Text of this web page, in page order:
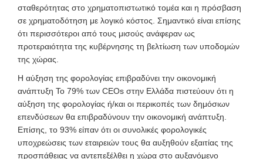
σταθερότητας στο χρηματοπιστωτικό τομέα και η πρόσβαση
σε χρηματοδότηση με λογικό κόστος. Σημαντικό είναι επίσης
ότι περισσότεροι από τους μισούς ανάφεραν ως
προτεραιότητα της κυβέρνησης τη βελτίωση των υποδομών
της χώρας.
Η αύξηση της φορολογίας επιβραδύνει την οικονομική
ανάπτυξη Το 79% των CEOs στην Ελλάδα πιστεύουν ότι η
αύξηση της φορολογίας ή/και οι περικοπές των δημόσιων
επενδύσεων θα επιβραδύνουν την οικονομική ανάπτυξη.
Επίσης, το 93% είπαν ότι οι συνολικές φορολογικές
υποχρεώσεις των εταιρειών τους θα αυξηθούν εξαιτίας της
προσπάθειας να αντεπεξέλθει η χώρα στο αυξανόμενο